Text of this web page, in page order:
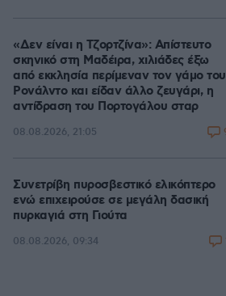
«Δεν είναι η Τζορτζίνα»: Απίστευτο
σκηνικό στη Μαδέιρα, χιλιάδες έξω
από εκκλησία περίμεναν τον γάμο του
Ρονάλντο και είδαν άλλο ζευγάρι, η
αντίδραση του Πορτογάλου σταρ
08.08.2026, 21:05
Συνετρίβη πυροσβεστικό ελικόπτερο
ενώ επιχειρούσε σε μεγάλη δασική
πυρκαγιά στη Γιούτα
08.08.2026, 09:34